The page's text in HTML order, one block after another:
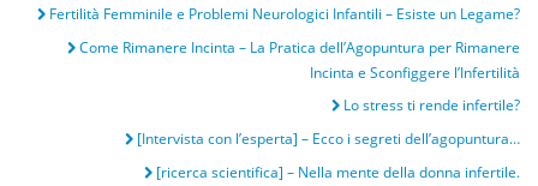
Fertilità Femminile e Problemi Neurologici Infantili – Esiste un Legame?
Come Rimanere Incinta – La Pratica dell’Agopuntura per Rimanere
Incinta e Sconfiggere l’Infertilità
Lo stress ti rende infertile?
[Intervista con l’esperta] – Ecco i segreti dell’agopuntura…
[ricerca scientifica] – Nella mente della donna infertile.